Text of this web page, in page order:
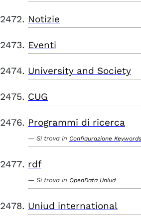
Notizie
Eventi
University and Society
CUG
Programmi di ricerca
Si trova in Configurazione Keywords
rdf
Si trova in OpenData Uniud
Uniud international